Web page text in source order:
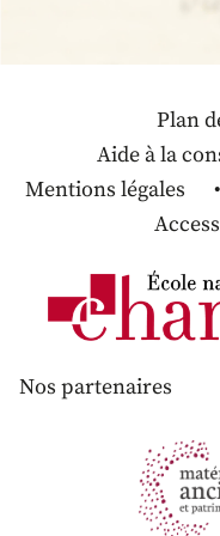
Plan
Aide à la
Mentions légales
Nos partenaires